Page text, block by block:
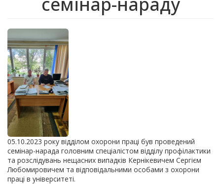
05.10.2023 року відділом охорони праці був проведений
семінар-нарада головним спеціалістом відділу профілактики
та розслідувань нещасних випадків Кернікевичем Сергієм
Любомировичем та відповідальними особами з охорони
праці в університеті.